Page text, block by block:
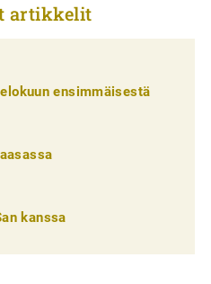
artikkelit
ensimmäisestä
kanssa